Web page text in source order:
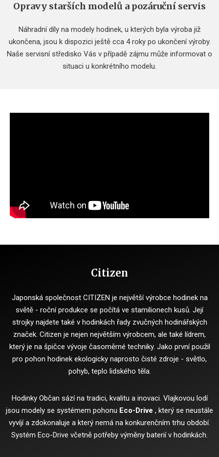
Opravy starších modelů a pozáruční servis
Náhradní díly na modely hodinek, u kterých byla výroba již
ukončena, jsou k dispozici ještě cca 4 roky po ukončení výroby.
Naše servisní středisko Vás v případě zájmu může informovat o
situaci u konkrétního modelu.
Citizen
Japonská společnost CITIZEN je největší výrobce hodinek na
světě - roční produkce se počítá ve stamilionech kusů. Její
strojky najdete také v hodinkách řady zvučných hodinářských
značek. Citizen je nejen největším výrobcem, ale také lídrem,
který je na špičce vývoje časoměrné techniky. Jako první použil
pro pohon hodinek ekologicky naprosto čisté zdroje - světlo,
pohyb, teplo lidského těla.
Hodinky Občan sází na tradici, kvalitu a inovaci. Vlajkovou lodí
jsou modely se systémem pohonu Eco-Drive , který se neustále
vyvíjí a zdokonaluje a který nemá na konkurenčním trhu období.
Systém Eco-Drive včetně potřeby výměny baterií v hodinkách.